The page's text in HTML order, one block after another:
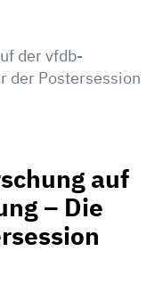
der vfdb-
der Postersession
auf
– Die